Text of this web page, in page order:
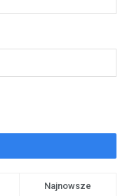
Najnowsze